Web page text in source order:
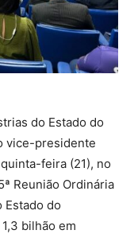
do Estado do
vice-presidente
feira (21), no
Reunião Ordinária
do
bilhão em